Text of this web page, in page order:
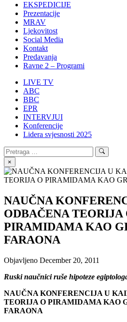
EKSPEDICIJE
Prezentacije
MRAV
Ljekovitost
Social Media
Kontakt
Predavanja
Ravne 2 – Programi
LIVE TV
ABC
BBC
EPR
INTERVJUI
Konferencije
Lidera svjesnosti 2025
Search
for:
Search
×
NAUČNA
ODBAČENA TEORIJA
PIRAMIDAMA KAO
FARAONA
Objavljeno December 20, 2011
Ruski naučnici ruše hipoteze
NAUČNA KONFERENCIJA U
TEORIJA O PIRAMIDAMA KAO
FARAONA